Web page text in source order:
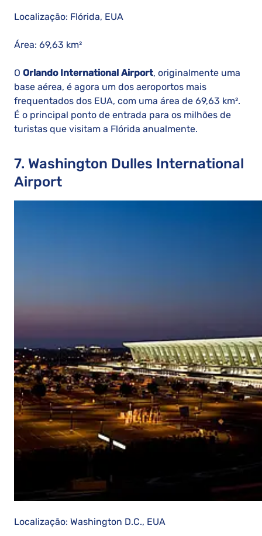
Localização: Flórida, EUA
Área: 69,63 km²
O Orlando International Airport, originalmente uma
base aérea, é agora um dos aeroportos mais
frequentados dos EUA, com uma área de 69,63 km².
É o principal ponto de entrada para os milhões de
turistas que visitam a Flórida anualmente.
7. Washington Dulles International
Airport
Localização: Washington D.C., EUA